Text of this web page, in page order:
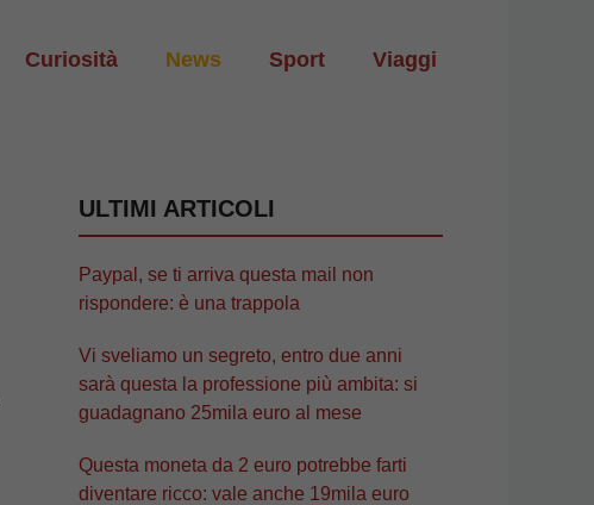
Curiosità News Sport Viaggi
ULTIMI ARTICOLI
Paypal, se ti arriva questa mail non
rispondere: è una trappola
Vi sveliamo un segreto, entro due anni
sarà questa la professione più ambita: si
guadagnano 25mila euro al mese
Questa moneta da 2 euro potrebbe farti
diventare ricco: vale anche 19mila euro